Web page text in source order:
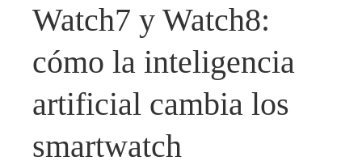
Watch7 y Watch8:
cómo la inteligencia
artificial cambia los
smartwatch